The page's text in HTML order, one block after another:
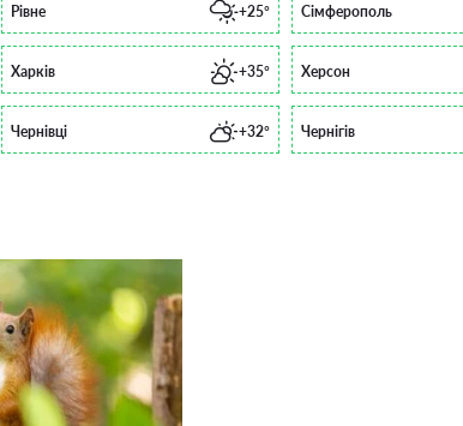
Рівне +25° Сімферополь
Харків +35° Херсон
Чернівці +32° Чернігів